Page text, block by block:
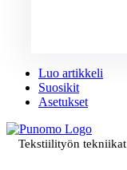
Luo artikkeli
Suosikit
Asetukset
Tekstiilityön tekniikat